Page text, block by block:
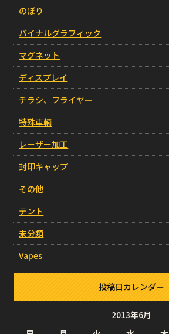
のぼり
バイナルグラフィック
マグネット
ディスプレイ
チラシ、フライヤー
特殊車輛
レーザー加工
封印キャップ
その他
テント
未分類
Vapes
投稿日カレンダー
2013年6月